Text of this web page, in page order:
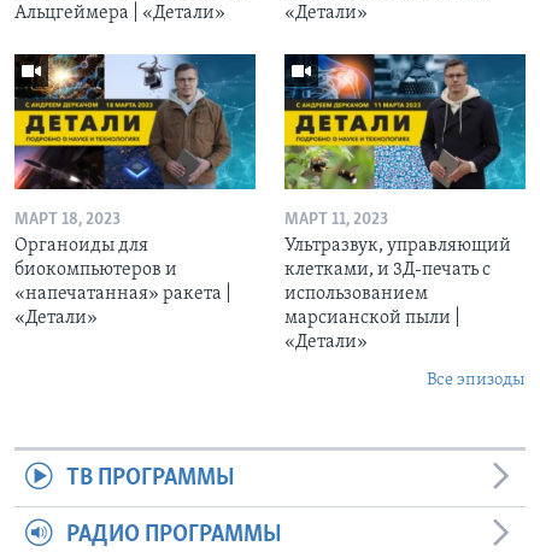
Альцгеймера | «Детали»
«Детали»
МАРТ 18, 2023
Органоиды для
биокомпьютеров и
«напечатанная» ракета |
«Детали»
МАРТ 11, 2023
Ультразвук, управляющий
клетками, и 3Д-печать c
использованием
марсианской пыли |
«Детали»
Все эпизоды
ТВ ПРОГРАММЫ
РАДИО ПРОГРАММЫ